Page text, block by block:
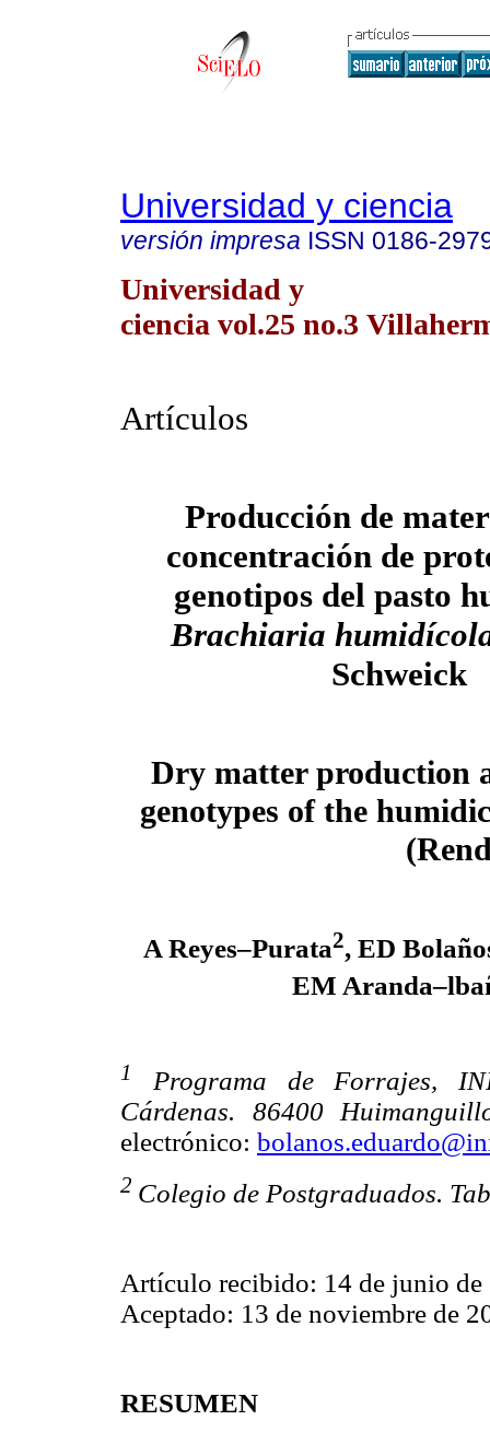
Universidad y ciencia
versión impresa ISSN 0186-
Universidad y
ciencia vol.25 no.3
Artículos
Producción de
concentración de
genotipos del pasto
Brachiaria
Schweick
Dry matter production
genotypes of the
A Reyes–Purata2, ED
EM
1
Programa de Forrajes,
Cárdenas. 86400
electrónico:
2 Colegio de Postgraduados.
Artículo recibido: 14 de junio de
Aceptado: 13 de noviembre de
RESUMEN